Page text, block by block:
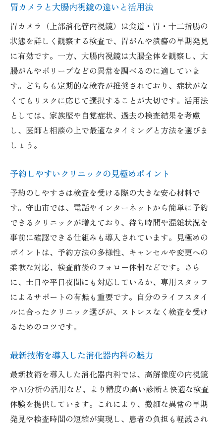
胃カメラと大腸内視鏡の違いと活用法
胃カメラ（上部消化管内視鏡）は食道・胃・十二指腸の
状態を詳しく観察する検査で、胃がんや潰瘍の早期発見
に有効です。一方、大腸内視鏡は大腸全体を観察し、大
腸がんやポリープなどの異常を調べるのに適していま
す。どちらも定期的な検査が推奨されており、症状がな
くてもリスクに応じて選択することが大切です。活用法
としては、家族歴や自覚症状、過去の検査結果を考慮
し、医師と相談の上で最適なタイミングと方法を選びま
しょう。
予約しやすいクリニックの見極めポイント
予約のしやすさは検査を受ける際の大きな安心材料で
す。守山市では、電話やインターネットから簡単に予約
できるクリニックが増えており、待ち時間や混雑状況を
事前に確認できる仕組みも導入されています。見極めの
ポイントは、予約方法の多様性、キャンセルや変更への
柔軟な対応、検査前後のフォロー体制などです。さら
に、土日や平日夜間にも対応しているか、専用スタッフ
によるサポートの有無も重要です。自分のライフスタイ
ルに合ったクリニック選びが、ストレスなく検査を受け
るためのコツです。
最新技術を導入した消化器内科の魅力
最新技術を導入した消化器内科では、高解像度の内視鏡
やAI分析の活用など、より精度の高い診断と快適な検査
体験を提供しています。これにより、微細な異常の早期
発見や検査時間の短縮が実現し、患者の負担も軽減され